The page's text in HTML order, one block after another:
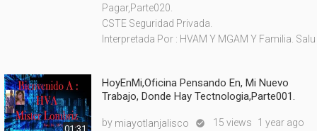
Pagar,Parte020.
CSTE Seguridad Privada.
Interpretada Por : HVAM Y MGAM Y Familia. Salu
01:31
HoyEnMi,Oficina Pensando En, Mi Nuevo
Trabajo, Donde Hay Tectnologia,Parte001.
by miayotlanjalisco  15 views 1 year ago